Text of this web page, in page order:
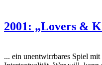
2001: „Lovers &
... ein unentwirrbares Spiel